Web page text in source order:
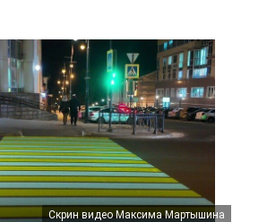
Скрин видео Максима Мартышина